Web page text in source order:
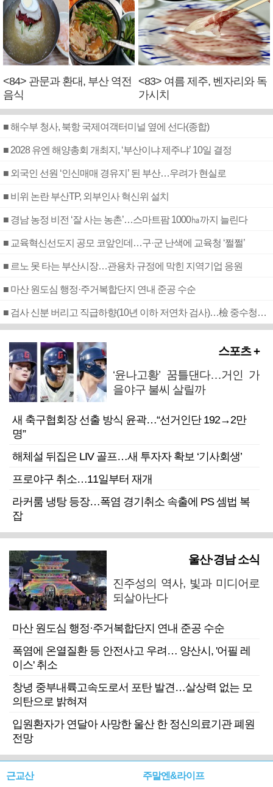
<84> 관문과 환대, 부산 역전
음식
<83> 여름 제주, 벤자리와 독
가시치
■ 해수부 청사, 북항 국제여객터미널 옆에 선다(종합)
■ 2028 유엔 해양총회 개최지, ‘부산이냐 제주냐’ 10일 결정
■ 외국인 선원 ‘인신매매 경유지’ 된 부산…우려가 현실로
■ 비위 논란 부산TP, 외부인사 혁신위 설치
■ 경남 농정 비전 ‘잘 사는 농촌’…스마트팜 1000㏊까지 늘린다
■ 교육혁신선도지 공모 코앞인데…구·군 난색에 교육청 ‘쩔쩔’
■ 르노 못 타는 부산시장…관용차 규정에 막힌 지역기업 응원
■ 마산 원도심 행정·주거복합단지 연내 준공 수순
■ 검사 신분 버리고 직급하향(10년 이하 저연차 검사)…檢 중수청행 기피
스포츠 +
‘윤나고황’ 꿈틀댄다…거인 가
을야구 불씨 살릴까
새 축구협회장 선출 방식 윤곽…“선거인단 192→2만
명”
해체설 뒤집은 LIV 골프…새 투자자 확보 ‘기사회생’
프로야구 취소…11일부터 재개
라커룸 냉탕 등장…폭염 경기취소 속출에 PS 셈법 복
잡
울산·경남 소식
진주성의 역사, 빛과 미디어로
되살아난다
마산 원도심 행정·주거복합단지 연내 준공 수순
폭염에 온열질환 등 안전사고 우려… 양산시, '어필 레
이스' 취소
창녕 중부내륙고속도로서 포탄 발견…살상력 없는 모
의탄으로 밝혀져
입원환자가 연달아 사망한 울산 한 정신의료기관 폐원
전망
근교산 주말엔&라이프